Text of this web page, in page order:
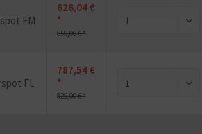
FM
626,04 €
*
659,00 € *
FL
787,54 €
*
829,00 € *